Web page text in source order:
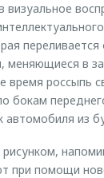
визуальное
переливается
меняющиеся в
время россыпь
бокам
автомобиля из
рисунком,
при помощи